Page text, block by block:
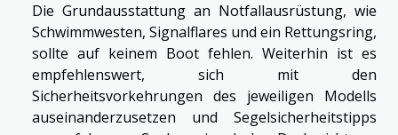
Die Grundausstattung an Notfallausrüstung, wie
Schwimmwesten, Signalflares und ein Rettungsring,
sollte auf keinem Boot fehlen. Weiterhin ist es
empfehlenswert, sich mit den
Sicherheitsvorkehrungen des jeweiligen Modells
auseinanderzusetzen und Segelsicherheitstipps